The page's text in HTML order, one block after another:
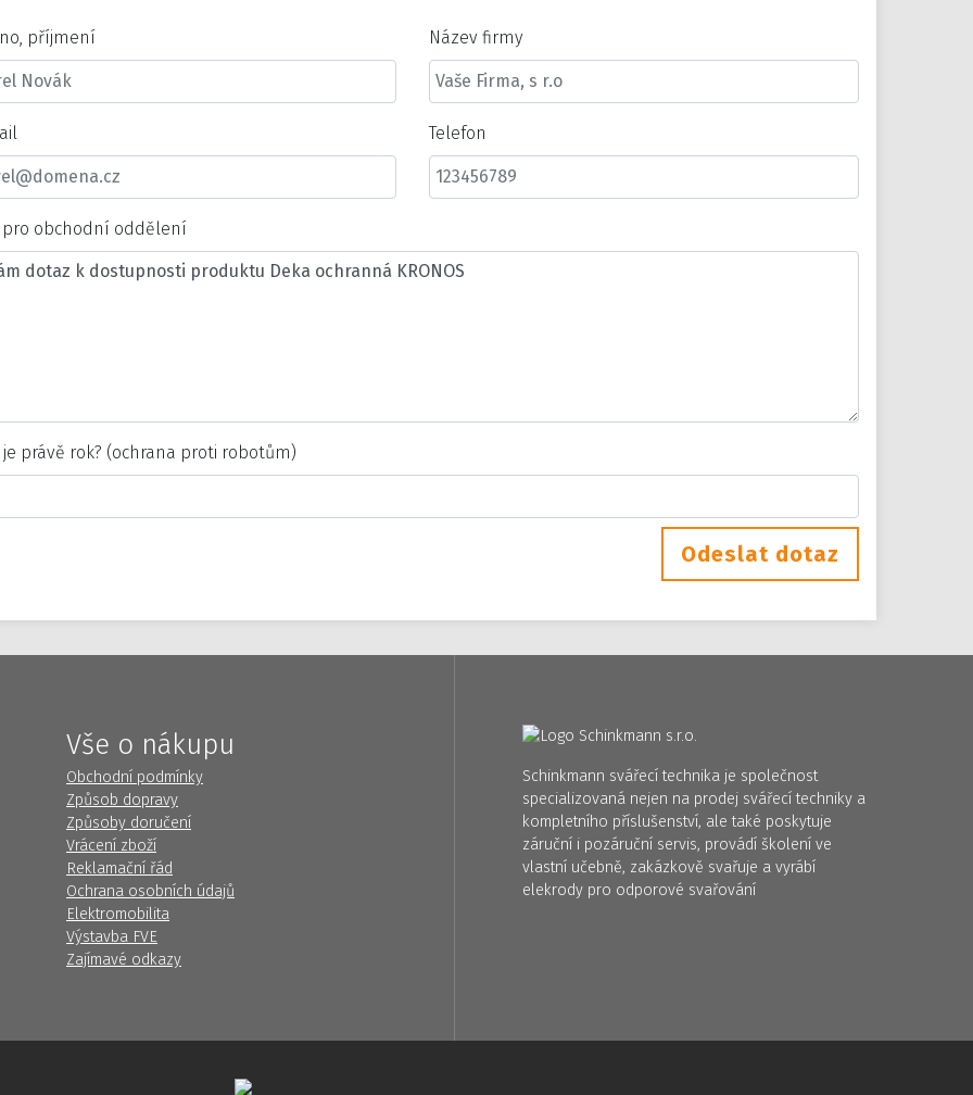
příjmení Název firmy
Telefon
pro obchodní oddělení
je právě rok? (ochrana proti robotům)
Odeslat dotaz
Vše o nákupu
Obchodní podmínky
Způsob dopravy
Způsoby doručení
Vrácení zboží
Reklamační řád
Ochrana osobních údajů
Elektromobilita
Výstavba FVE
Zajímavé odkazy
Schinkmann svářecí technika je společnost
specializovaná nejen na prodej svářecí techniky a
kompletního příslušenství, ale také poskytuje
záruční i pozáruční servis, provádí školení ve
vlastní učebně, zakázkově svařuje a vyrábí
elekrody pro odporové svařování